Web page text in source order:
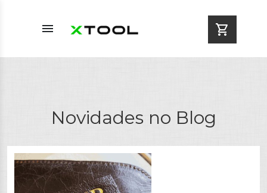
menu shopping_cart
Novidades no Blog